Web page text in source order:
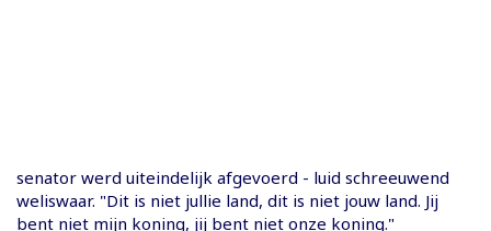
senator werd uiteindelijk afgevoerd - luid schreeuwend
weliswaar. "Dit is niet jullie land, dit is niet jouw land. Jij
bent niet mijn koning, jij bent niet onze koning."